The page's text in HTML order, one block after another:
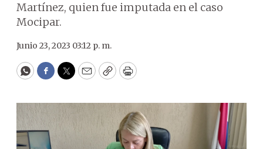
Martínez, quien fue imputada en el caso
Mocipar.
Junio 23, 2023 03:12 p. m.
WhatsApp
Facebook
Twitter
EmailCopyPrint